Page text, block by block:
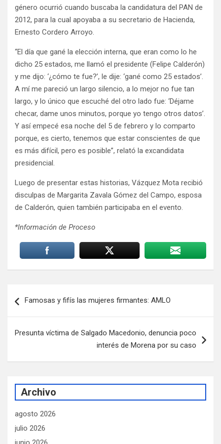
género ocurrió cuando buscaba la candidatura del PAN de
2012, para la cual apoyaba a su secretario de Hacienda,
Ernesto Cordero Arroyo.
“El día que gané la elección interna, que eran como lo he
dicho 25 estados, me llamó el presidente (Felipe Calderón)
y me dijo: ‘¿cómo te fue?’, le dije: ‘gané como 25 estados’.
A mí me pareció un largo silencio, a lo mejor no fue tan
largo, y lo único que escuché del otro lado fue: ‘Déjame
checar, dame unos minutos, porque yo tengo otros datos’.
Y así empecé esa noche del 5 de febrero y lo comparto
porque, es cierto, tenemos que estar conscientes de que
es más difícil, pero es posible”, relató la excandidata
presidencial.
Luego de presentar estas historias, Vázquez Mota recibió
disculpas de Margarita Zavala Gómez del Campo, esposa
de Calderón, quien también participaba en el evento.
*Información de Proceso
de
Famosas y fifís las mujeres firmantes: AMLO
Presunta víctima de Salgado Macedonio, denuncia poco
interés de Morena por su caso
Archivo
agosto 2026
julio 2026